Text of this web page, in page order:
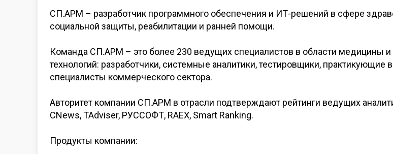
СП.АРМ – разработчик программного обеспечения и ИТ-решений в сфере
социальной защиты, реабилитации и ранней помощи.
Команда СП.АРМ – это более 230 ведущих специалистов в области медицины
технологий: разработчики, системные аналитики, тестировщики, практикующие
специалисты коммерческого сектора.
Авторитет компании СП.АРМ в отрасли подтверждают рейтинги ведущих
CNews, TAdviser, РУССОФТ, RAEX, Smart Ranking.
Продукты компании: